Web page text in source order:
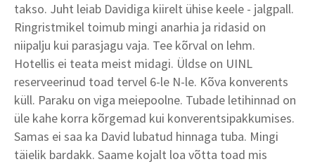
takso. Juht leiab Davidiga kiirelt ühise keele - jalgpall.
Ringristmikel toimub mingi anarhia ja ridasid on
niipalju kui parasjagu vaja. Tee kõrval on lehm.
Hotellis ei teata meist midagi. Üldse on UINL
reserveerinud toad tervel 6-le N-le. Kõva konverents
küll. Paraku on viga meiepoolne. Tubade letihinnad on
üle kahe korra kõrgemad kui konverentsipakkumises.
Samas ei saa ka David lubatud hinnaga tuba. Mingi
täielik bardakk. Saame kojalt loa võtta toad mis